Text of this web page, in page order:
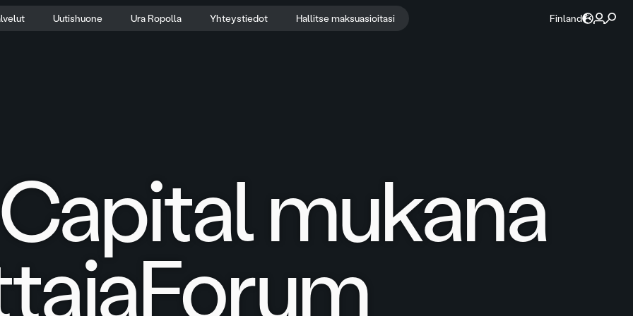
Uutishuone Ura Ropolla Yhteystiedot Hallitse maksuasioitasi Finland
mukana